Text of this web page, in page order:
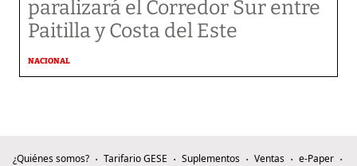
paralizará el Corredor Sur entre
Paitilla y Costa del Este
NACIONAL
¿Quiénes somos? Tarifario GESE Suplementos Ventas
e-Paper